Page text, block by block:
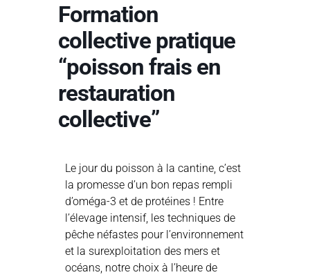
Formation
collective pratique
“poisson frais en
restauration
collective”
Le jour du poisson à la cantine, c’est
la promesse d’un bon repas rempli
d’oméga-3 et de protéines ! Entre
l’élevage intensif, les techniques de
pêche néfastes pour l’environnement
et la surexploitation des mers et
océans, notre choix à l’heure de